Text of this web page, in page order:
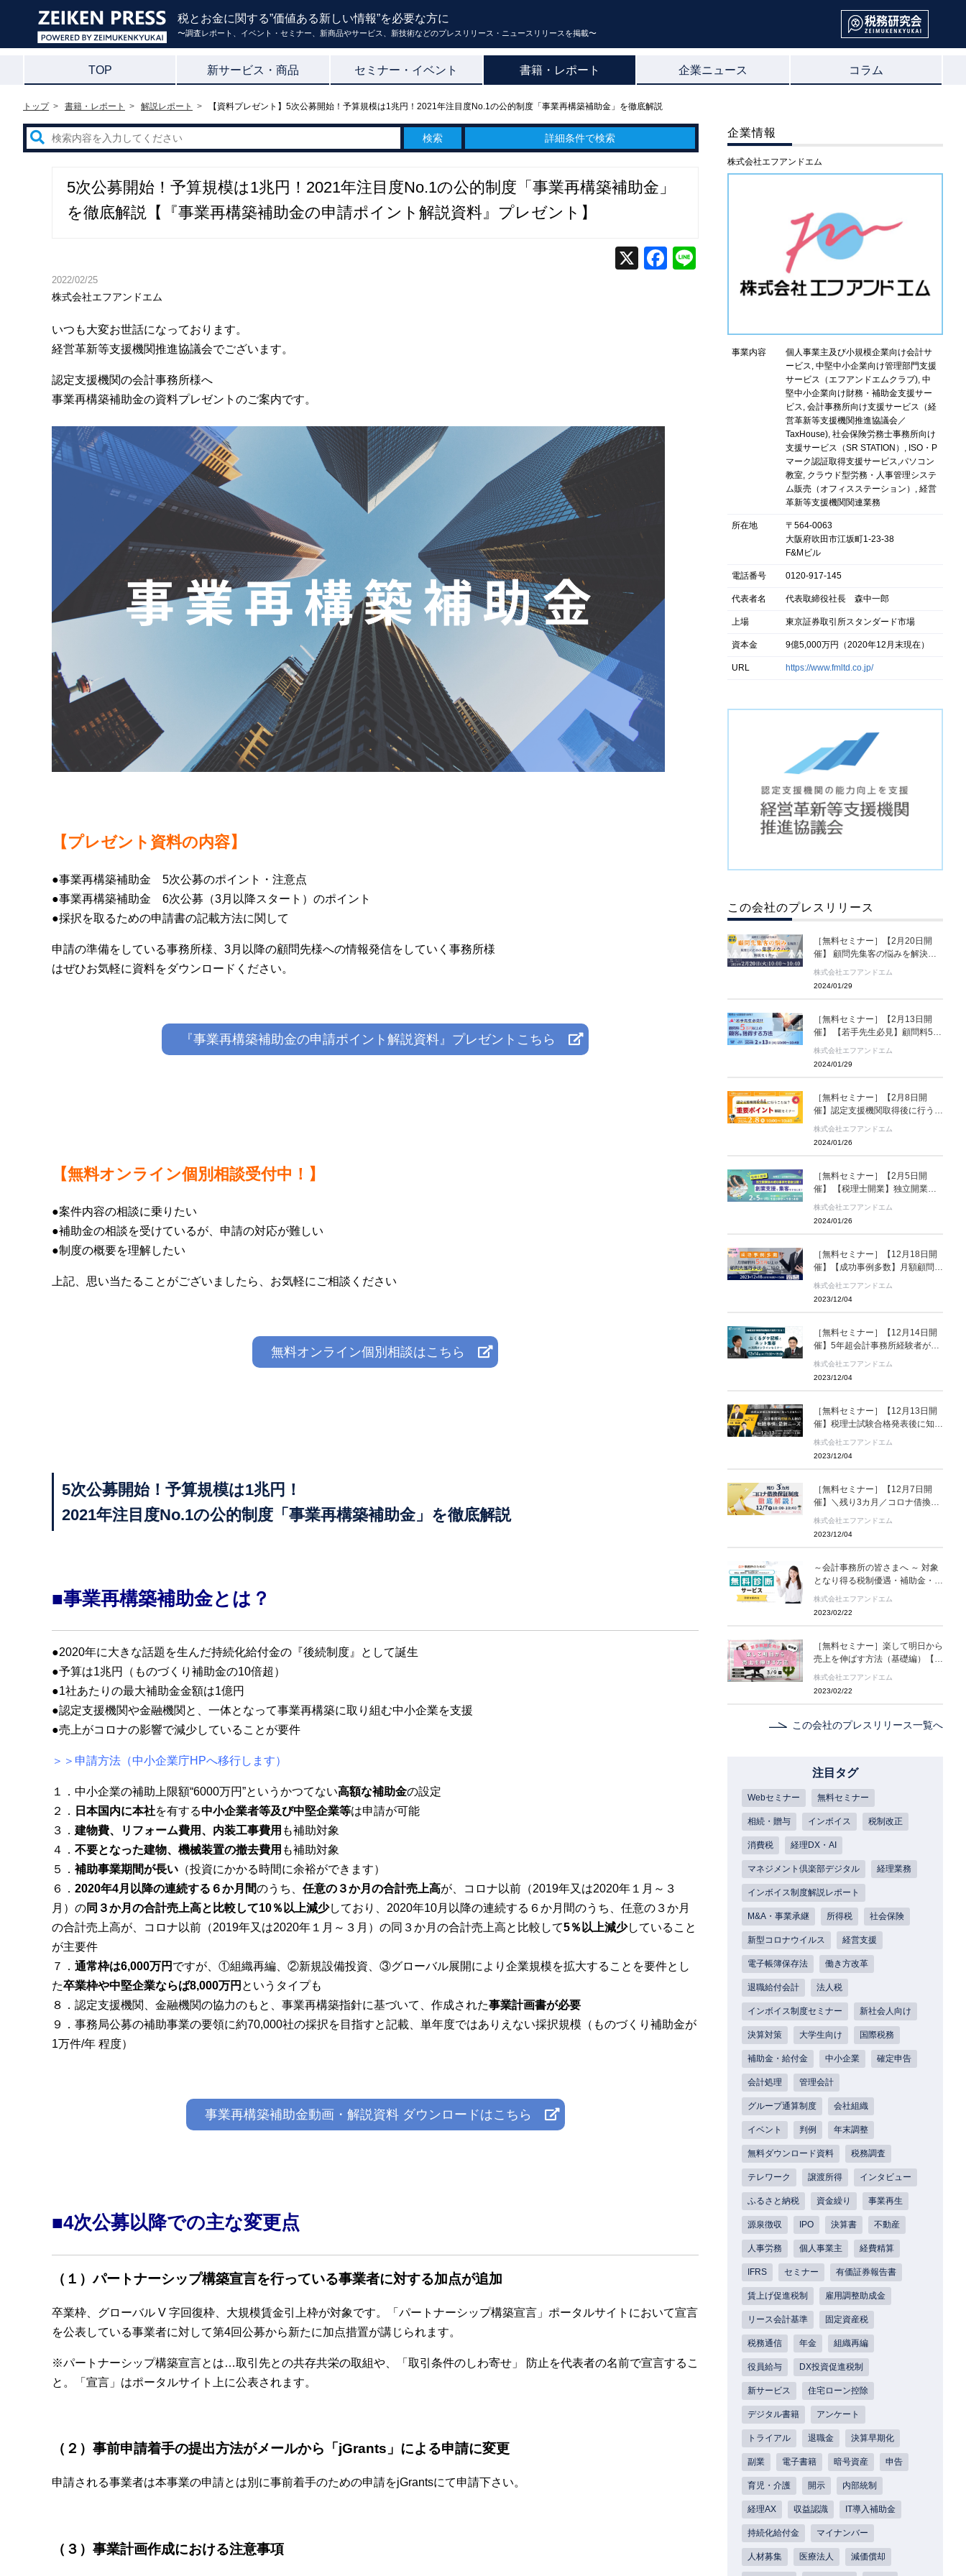
税とお金に関する”価値ある新しい情報”を必要な方に
〜調査レポート、イベント・セミナー、新商品やサービス、新技術などのプレスリリース・ニュースリリースを掲載〜
TOP 新サービス・商品 セミナー・イベント 書籍・レポート 企業ニュース コラム
トップ 書籍・レポート 解説レポート 【資料プレゼント】5次公募開始！予算規模は1兆円！2021年注目度No.1の公的制度「事業再構築補助金」を徹底解説
詳細条件で検索
5次公募開始！予算規模は1兆円！2021年注目度No.1の公的制度「事業再構築補助金」
を徹底解説【『事業再構築補助金の申請ポイント解説資料』プレゼント】
2022/02/25
株式会社エフアンドエム
いつも大変お世話になっております。
経営革新等支援機関推進協議会でございます。
認定支援機関の会計事務所様へ
事業再構築補助金の資料プレゼントのご案内です。
【プレゼント資料の内容】
●事業再構築補助金 5次公募のポイント・注意点
●事業再構築補助金 6次公募（3月以降スタート）のポイント
●採択を取るための申請書の記載方法に関して
申請の準備をしている事務所様、3月以降の顧問先様への情報発信をしていく事務所様
はぜひお気軽に資料をダウンロードください。
『事業再構築補助金の申請ポイント解説資料』プレゼントこちら
【無料オンライン個別相談受付中！】
●案件内容の相談に乗りたい
●補助金の相談を受けているが、申請の対応が難しい
●制度の概要を理解したい
上記、思い当たることがございましたら、お気軽にご相談ください
無料オンライン個別相談はこちら
5次公募開始！予算規模は1兆円！
2021年注目度No.1の公的制度「事業再構築補助金」を徹底解説
■事業再構築補助金とは？
●2020年に大きな話題を生んだ持続化給付金の『後続制度』として誕生
●予算は1兆円（ものづくり補助金の10倍超）
●1社あたりの最大補助金金額は1億円
●認定支援機関や金融機関と、一体となって事業再構築に取り組む中小企業を支援
●売上がコロナの影響で減少していることが要件
＞＞申請方法（中小企業庁HPへ移行します）
１．中小企業の補助上限額“6000万円”というかつてない高額な補助金の設定
２．
日本国内に本社を有する中小企業者等及び中堅企業等は申請が可能
３． 建物費、リフォーム費用、内装工事費用 も補助対象
４． 不要となった建物、機械装置の撤去費用 も補助対象
５． 補助事業期間が長い （投資にかかる時間に余裕ができます）
６． 2020年4月以降の連続する６か月間のうち、 任意の３か月の合計売上高が、コロナ以前（2019年又は2020年１月～３
月）の同３か月の合計売上高と比較して10％以上減少しており、2020年10月以降の連続する６か月間のうち、任意の３か月
の合計売上高が、コロナ以前（2019年又は2020年１月～３月）の同３か月の合計売上高と比較して5％以上減少していること
が主要件
７． 通常枠は6,000万円 ですが、①組織再編、②新規設備投資、③グローバル展開により企業規模を拡大することを要件とし
た卒業枠や中堅企業ならば8,000万円 というタイプも
８．認定支援機関、金融機関の協力のもと、事業再構築指針に基づいて、作成された事業計画書が必要
９．事務局公募の補助事業の要領に約70,000社の採択を目指すと記載、単年度ではありえない採択規模（ものづくり補助金が
1万件/年 程度）
事業再構築補助金動画・解説資料 ダウンロードはこちら
■4次公募以降での主な変更点
（１）パートナーシップ構築宣言を行っている事業者に対する加点が追加
卒業枠、グローバル V 字回復枠、大規模賃金引上枠が対象です。「パートナーシップ構築宣言」ポータルサイトにおいて宣言
を公表している事業者に対して第4回公募から新たに加点措置が講じられます。
※パートナーシップ構築宣言とは…取引先との共存共栄の取組や、「取引条件のしわ寄せ」 防止を代表者の名前で宣言するこ
と。「宣言」はポータルサイト上に公表されます。
（２）事前申請着手の提出方法がメールから「jGrants」による申請に変更
申請される事業者は本事業の申請とは別に事前着手のための申請をjGrantsにて申請下さい。
（３）事業計画作成における注意事項
企業情報
株式会社エフアンドエム
事業内容
個人事業主及び小規模企業向け会計サ
ービス, 中堅中小企業向け管理部門支援
サービス（エフアンドエムクラブ), 中
堅中小企業向け財務・補助金支援サー
ビス, 会計事務所向け支援サービス（経
営革新等支援機関推進協議会／
TaxHouse), 社会保険労務士事務所向け
支援サービス（SR STATION）, ISO・P
マーク認証取得支援サービス,パソコン
教室, クラウド型労務・人事管理システ
ム販売（オフィスステーション）, 経営
革新等支援機関関連業務
所在地
〒564-0063
大阪府吹田市江坂町1-23-38
F&Mビル
電話番号 0120-917-145
代表者名 代表取締役社長 森中一郎
上場 東京証券取引所スタンダード市場
資本金 9億5,000万円（2020年12月末現在）
URL https://www.fmltd.co.jp/
この会社のプレスリリース
［無料セミナー］【2月20日開
催】 顧問先集客の悩みを解決！
税理士のための集客ノウハウ解説
株式会社エフアンドエム
2024/01/29
［無料セミナー］【2月13日開
催】 【若手先生必見】顧問料5万
円以上の顧客を獲得する方法
株式会社エフアンドエム
2024/01/29
［無料セミナー］【2月8日開
催】認定支援機関取得後に行うこ
とは？重要ポイント解説セミナー
株式会社エフアンドエム
2024/01/26
［無料セミナー］【2月5日開
催】 【税理士開業】独立開業後
の成功事例を徹底公開！創業支援
株式会社エフアンドエム
2024/01/26
［無料セミナー］【12月18日開
催】【成功事例多数】月額顧問料
「5万円」以上の顧問先獲得手法
株式会社エフアンドエム
2023/12/04
［無料セミナー］【12月14日開
催】5年超会計事務所経験者が採
用できる！おくるダケ記帳とネッ
株式会社エフアンドエム
2023/12/04
［無料セミナー］【12月13日開
催】税理士試験合格発表後に知っ
ておきたい！ 会計事務所即戦力
株式会社エフアンドエム
2023/12/04
［無料セミナー］【12月7日開
催】＼残り3カ月／コロナ借換保
証制度徹底解説！
株式会社エフアンドエム
2023/12/04
～会計事務所の皆さまへ ～ 対象
となり得る税制優遇・補助金・制
度融資の自動診断ができます。
株式会社エフアンドエム
2023/02/22
［無料セミナー］楽して明日から
売上を伸ばす方法（基礎編）【若
手税理士向け】〈3/9(木)開催〉
株式会社エフアンドエム
2023/02/22
この会社のプレスリリース一覧へ
注目タグ
Webセミナー 無料セミナー
相続・贈与 インボイス 税制改正
消費税 経理DX・AI
マネジメント倶楽部デジタル 経理業務
インボイス制度解説レポート
M&A・事業承継 所得税 社会保険
新型コロナウイルス 経営支援
電子帳簿保存法 働き方改革
退職給付会計 法人税
インボイス制度セミナー 新社会人向け
決算対策 大学生向け 国際税務
補助金・給付金 中小企業 確定申告
会計処理 管理会計
グループ通算制度 会社組織
イベント 判例 年末調整
無料ダウンロード資料 税務調査
テレワーク 譲渡所得 インタビュー
ふるさと納税 資金繰り 事業再生
源泉徴収 IPO 決算書 不動産
人事労務 個人事業主 経費精算
IFRS セミナー 有価証券報告書
賃上げ促進税制 雇用調整助成金
リース会計基準 固定資産税
税務通信 年金 組織再編
役員給与 DX投資促進税制
新サービス 住宅ローン控除
デジタル書籍 アンケート
トライアル 退職金 決算早期化
副業 電子書籍 暗号資産 申告
育児・介護 開示 内部統制
経理AX 収益認識 IT導入補助金
持続化給付金 マイナンバー
人材募集 医療法人 減価償却